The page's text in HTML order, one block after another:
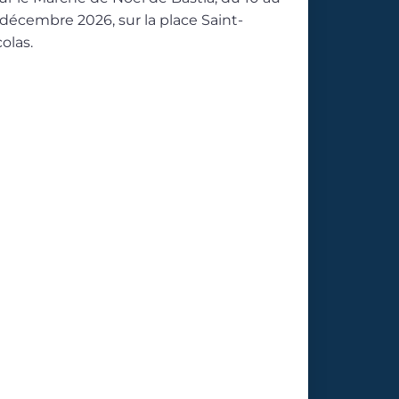
2026, sur la place Saint-